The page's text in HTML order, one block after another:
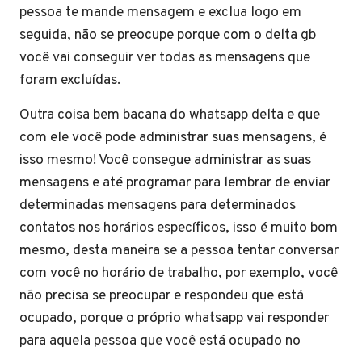
pessoa te mande mensagem e exclua logo em
seguida, não se preocupe porque com o delta gb
você vai conseguir ver todas as mensagens que
foram excluídas.
Outra coisa bem bacana do whatsapp delta e que
com ele você pode administrar suas mensagens, é
isso mesmo! Você consegue administrar as suas
mensagens e até programar para lembrar de enviar
determinadas mensagens para determinados
contatos nos horários específicos, isso é muito bom
mesmo, desta maneira se a pessoa tentar conversar
com você no horário de trabalho, por exemplo, você
não precisa se preocupar e respondeu que está
ocupado, porque o próprio whatsapp vai responder
para aquela pessoa que você está ocupado no